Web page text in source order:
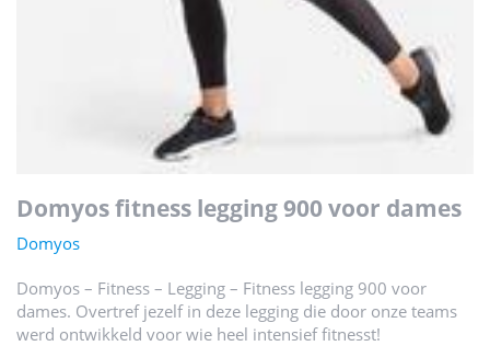
domyos fitness legging 900 voor dames
Domyos
Domyos – Fitness – Legging – Fitness legging 900 voor
dames. Overtref jezelf in deze legging die door onze teams
werd ontwikkeld voor wie heel intensief fitnesst!